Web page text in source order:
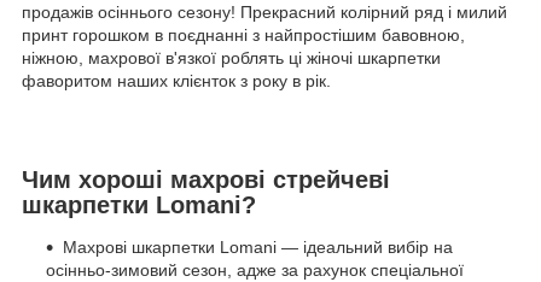
продажів осіннього сезону! Прекрасний колірний ряд і милий
принт горошком в поєднанні з найпростішим бавовною,
ніжною, махрової в'язкої роблять ці жіночі шкарпетки
фаворитом наших клієнток з року в рік.
Чим хороші махрові стрейчеві
шкарпетки Lomani?
Махрові шкарпетки Lomani ― ідеальний вибір на
осінньо-зимовий сезон, адже за рахунок спеціальної